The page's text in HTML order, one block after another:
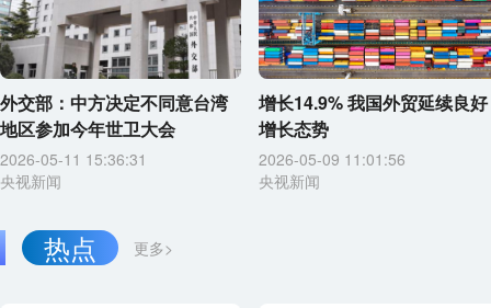
外交部：中方决定不同意台湾
地区参加今年世卫大会
2026-05-11 15:36:31
央视新闻
增长14.9% 我国外贸延续良好
增长态势
2026-05-09 11:01:56
央视新闻
更多>
热点